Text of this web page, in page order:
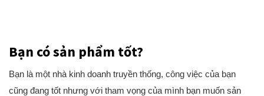
Bạn có sản phẩm tốt?
Bạn là một nhà kinh doanh truyền thống, công việc của bạn
cũng đang tốt nhưng với tham vọng của mình bạn muốn sản